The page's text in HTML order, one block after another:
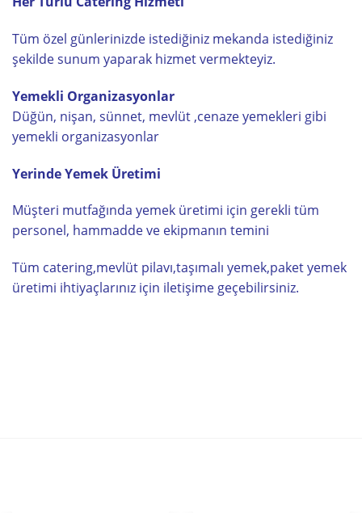
Tüm özel günlerinizde istediğiniz mekanda istediğiniz
şekilde sunum yaparak hizmet vermekteyiz.
Yemekli Organizasyonlar
Düğün, nişan, sünnet, mevlüt ,cenaze yemekleri gibi
yemekli organizasyonlar
Yerinde Yemek Üretimi
Müşteri mutfağında yemek üretimi için gerekli tüm
personel, hammadde ve ekipmanın temini
Tüm catering,mevlüt pilavı,taşımalı yemek,paket yemek
üretimi ihtiyaçlarınız için iletişime geçebilirsiniz.